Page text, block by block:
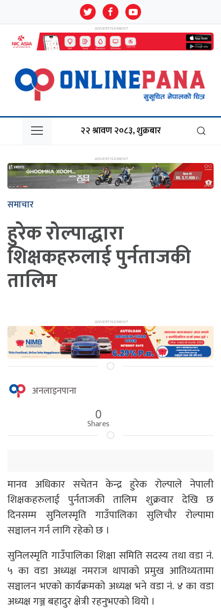
२२ श्रावण २०८३, शुक्रबार
समाचार
हुरेक रोल्पाद्धारा
शिक्षकहरुलाई पुर्नताजकी
तालिम
अनलाइनपाना
0
Shares
मानव अधिकार सचेतन केन्द्र हुरेक रोल्पाले नेपाली
शिक्षकहरुलाई पुर्नताजकी तालिम शुक्रवार देखि छ
दिनसम्म सुनिलस्मृति गाउँपालिका सुलिचौर रोल्पामा
सञ्चालन गर्न लागि रहेको छ ।
सुनिलस्मृति गाउँपालिका शिक्षा समिति सदस्य तथा वडा नं.
५ का वडा अध्यक्ष नमराज थापाको प्रमुख आतिथ्यतामा
सञ्चालन भएको कार्यक्रमको अध्यक्ष भने वडा नं. ४ का वडा
अध्यक्ष गञ्ज बहादुर क्षेत्री रहनुभएको थियो ।